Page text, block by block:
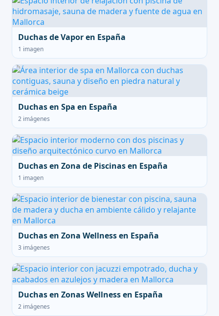
Duchas de Vapor en España
1 imagen
Duchas en Spa en España
2 imágenes
Duchas en Zona de Piscinas en España
1 imagen
Duchas en Zona Wellness en España
3 imágenes
Duchas en Zonas Wellness en España
2 imágenes